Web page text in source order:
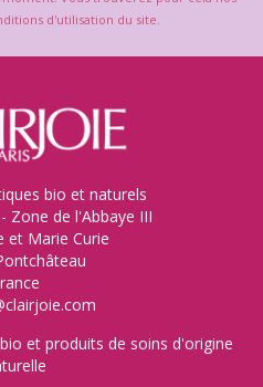
d'utilisation du site.
bio et naturels
Zone de l'Abbaye III
et Marie Curie
et produits de soins d'origine